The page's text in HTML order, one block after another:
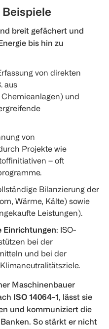
breit gefächert und
bis hin zu
von direkten
aus
und
von
Projekte wie
– oft
Bilanzierung der
Wärme, Kälte) sowie
Leistungen).
Einrichtungen: ISO-
bei der
und bei der
Maschinenbauer
ISO 14064-1, lässt sie
und kommuniziert die
So stärkt er nicht